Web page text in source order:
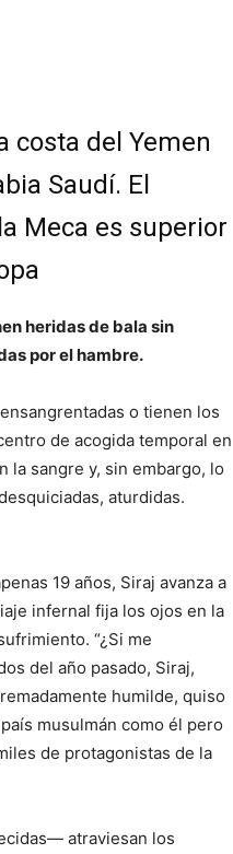
costa del Yemen
Saudí. El
Meca es superior
heridas de bala sin
por el hambre.
o tienen los
de acogida temporal en
la sangre y, sin embargo, lo
aturdidas.
19 años, Siraj avanza a
infernal fija los ojos en la
“¿Si me
del año pasado, Siraj,
humilde, quiso
musulmán como él pero
de protagonistas de la
atraviesan los